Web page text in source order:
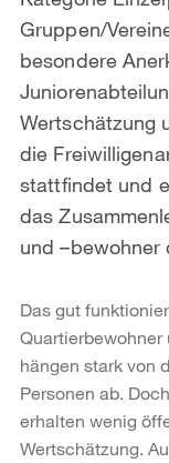
Gruppen/
besondere
Wertschätzung
die
stattfindet und
das
und –bewohner
Das gut
hängen stark von
Personen ab.
erhalten wenig
Wertschätzung.